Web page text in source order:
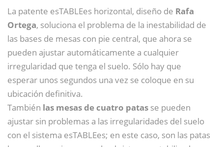
La patente esTABLEes horizontal, diseño de Rafa
Ortega, soluciona el problema de la inestabilidad de
las bases de mesas con pie central, que ahora se
pueden ajustar automáticamente a cualquier
irregularidad que tenga el suelo. Sólo hay que
esperar unos segundos una vez se coloque en su
ubicación definitiva.
También las mesas de cuatro patas se pueden
ajustar sin problemas a las irregularidades del suelo
con el sistema esTABLEes; en este caso, son las patas